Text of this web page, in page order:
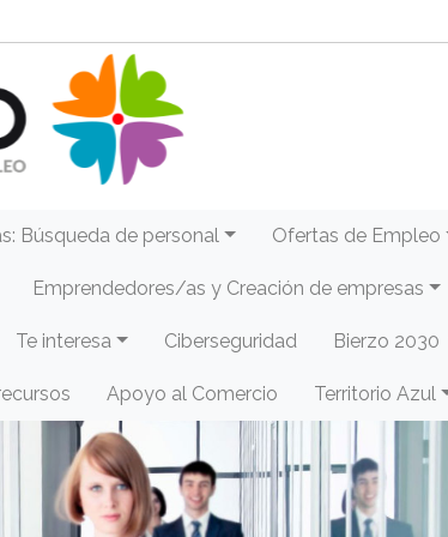
Búsqueda de personal Ofertas de Empleo
Emprendedores/as y Creación de empresas
Te interesa Ciberseguridad Bierzo 2030
Apoyo al Comercio Territorio Azul